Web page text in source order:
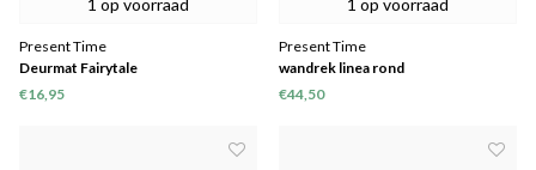
1 op voorraad
Present Time
Deurmat Fairytale
€16,95
1 op voorraad
Present Time
wandrek linea rond
€44,50